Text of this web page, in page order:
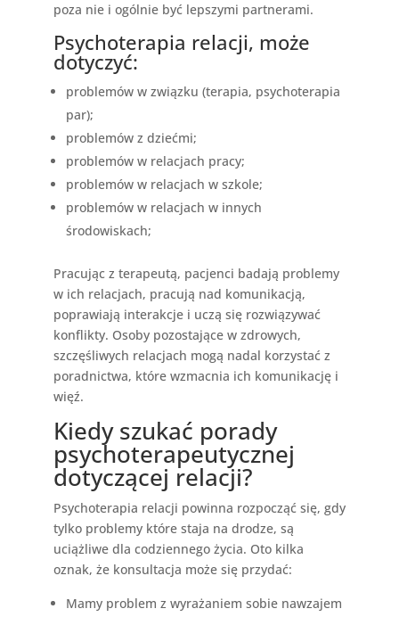
poza nie i ogólnie być lepszymi partnerami.
Psychoterapia relacji, może
dotyczyć:
problemów w związku (terapia, psychoterapia
par);
problemów z dziećmi;
problemów w relacjach pracy;
problemów w relacjach w szkole;
problemów w relacjach w innych
środowiskach;
Pracując z terapeutą, pacjenci badają problemy
w ich relacjach, pracują nad komunikacją,
poprawiają interakcje i uczą się rozwiązywać
konflikty. Osoby pozostające w zdrowych,
szczęśliwych relacjach mogą nadal korzystać z
poradnictwa, które wzmacnia ich komunikację i
więź.
Kiedy szukać porady
psychoterapeutycznej
dotyczącej relacji?
Psychoterapia relacji powinna rozpocząć się, gdy
tylko problemy które staja na drodze, są
uciążliwe dla codziennego życia. Oto kilka
oznak, że konsultacja może się przydać:
Mamy problem z wyrażaniem sobie nawzajem